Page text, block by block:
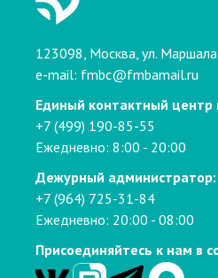
123098, Москва, ул.
e-mail: fmbc@fmbamail.ru
Единый контактный центр
+7 (499) 190-85-55
Ежедневно: 8:00 - 20:00
Дежурный администратор:
+7 (964) 725-31-84
Ежедневно: 20:00 - 08:00
Присоединяйтесь к нам в